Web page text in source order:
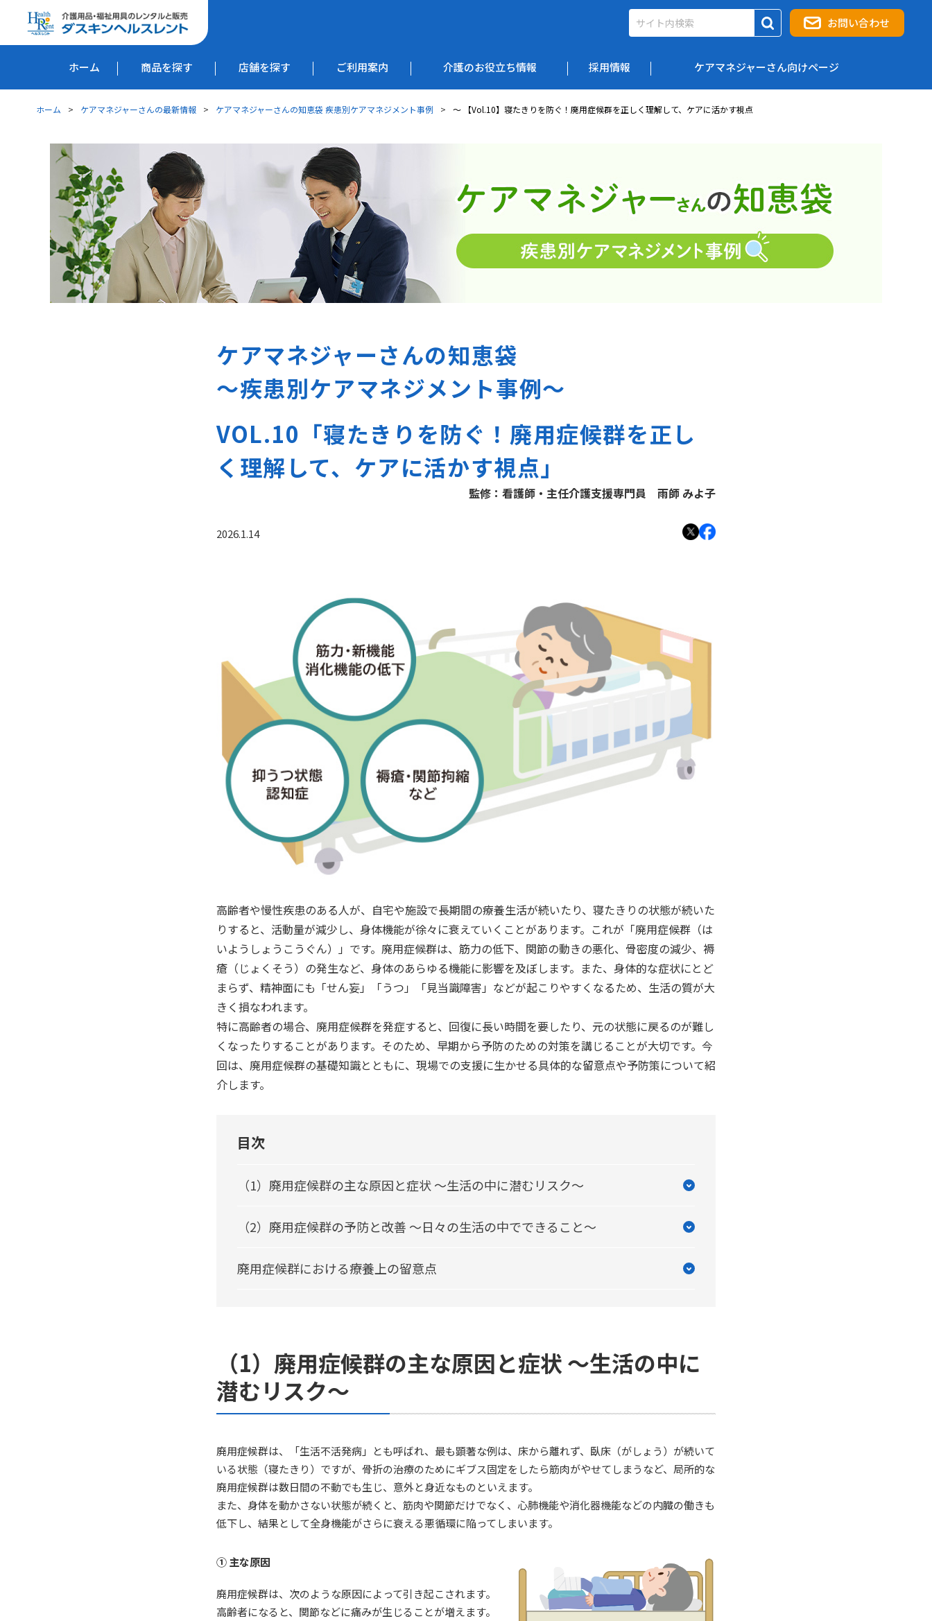
お問い合わせ
ホーム 商品を探す 店舗を探す ご利用案内 介護のお役立ち情報 採用情報 ケアマネジャーさん向けページ
ホーム ケアマネジャーさんの最新情報 ケアマネジャーさんの知恵袋 疾患別ケアマネジメント事例 ～ 【Vol.10】寝たきりを防ぐ！廃用症候群を正しく理解して、ケアに活かす視点
ケアマネジャーさんの知恵袋
～疾患別ケアマネジメント事例～
VOL.10「寝たきりを防ぐ！廃用症候群を正し
く理解して、ケアに活かす視点」
監修：看護師・主任介護支援専門員 雨師 みよ子
2026.1.14
高齢者や慢性疾患のある人が、自宅や施設で長期間の療養生活が続いたり、寝たきりの状態が続いた
りすると、活動量が減少し、身体機能が徐々に衰えていくことがあります。これが「廃用症候群（は
いようしょうこうぐん）」です。廃用症候群は、筋力の低下、関節の動きの悪化、骨密度の減少、褥
瘡（じょくそう）の発生など、身体のあらゆる機能に影響を及ぼします。また、身体的な症状にとど
まらず、精神面にも「せん妄」「うつ」「見当識障害」などが起こりやすくなるため、生活の質が大
きく損なわれます。
特に高齢者の場合、廃用症候群を発症すると、回復に長い時間を要したり、元の状態に戻るのが難し
くなったりすることがあります。そのため、早期から予防のための対策を講じることが大切です。今
回は、廃用症候群の基礎知識とともに、現場での支援に生かせる具体的な留意点や予防策について紹
介します。
目次
（1）廃用症候群の主な原因と症状 ～生活の中に潜むリスク～
（2）廃用症候群の予防と改善 ～日々の生活の中でできること～
廃用症候群における療養上の留意点
（1）廃用症候群の主な原因と症状 ～生活の中に
潜むリスク～
廃用症候群は、「生活不活発病」とも呼ばれ、最も顕著な例は、床から離れず、臥床（がしょう）が続いて
いる状態（寝たきり）ですが、骨折の治療のためにギブス固定をしたら筋肉がやせてしまうなど、局所的な
廃用症候群は数日間の不動でも生じ、意外と身近なものといえます。
また、身体を動かさない状態が続くと、筋肉や関節だけでなく、心肺機能や消化器機能などの内臓の働きも
低下し、結果として全身機能がさらに衰える悪循環に陥ってしまいます。
① 主な原因
廃用症候群は、次のような原因によって引き起こされます。
高齢者になると、関節などに痛みが生じることが増えます。